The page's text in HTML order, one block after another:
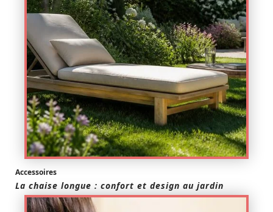
Accessoires
La chaise longue : confort et design au jardin